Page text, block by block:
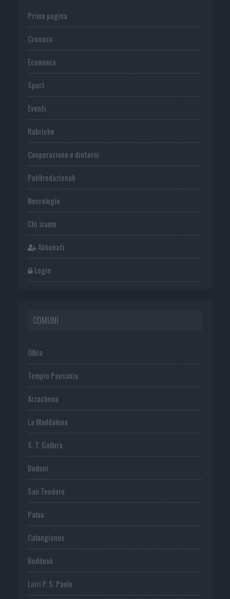
Prima pagina
Cronaca
Economia
Sport
Eventi
Rubriche
Cooperazione e dintorni
Publiredazionali
Necrologie
Chi siamo
Abbonati
Login
COMUNI
Olbia
Tempio Pausania
Arzachena
La Maddalena
S. T. Gallura
Budoni
San Teodoro
Palau
Calangianus
Buddusò
Loiri P. S. Paolo